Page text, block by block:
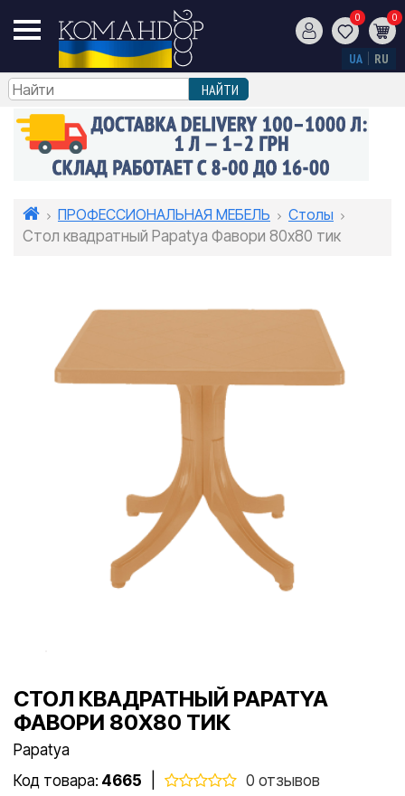
0 0
UA RU
ПРОФЕССИОНАЛЬНАЯ МЕБЕЛЬ
Столы
Стол квадратный Papatya Фавори 80x80 тик
СТОЛ КВАДРАТНЫЙ PAPATYA
ФАВОРИ 80X80 ТИК
Papatya
Код товара: 4665 0 отзывов